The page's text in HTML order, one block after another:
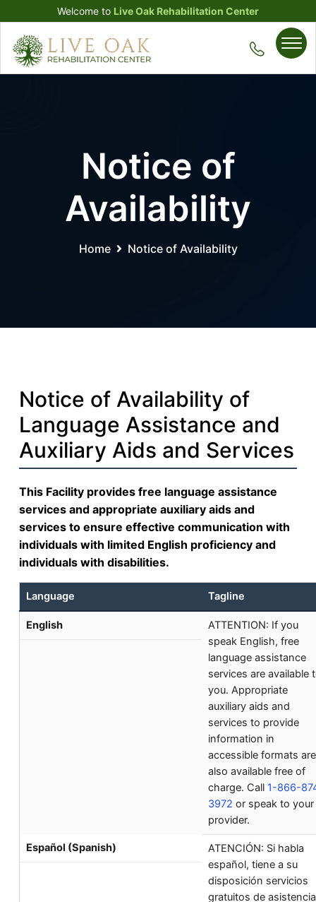
Welcome to Live Oak Rehabilitation Center
Notice of
Availability
Home Notice of Availability
Notice of Availability of
Language Assistance and
Auxiliary Aids and Services
This Facility provides free language assistance
services and appropriate auxiliary aids and
services to ensure effective communication with
individuals with limited English proficiency and
individuals with disabilities.
Language Tagline
English
ATTENTION: If you
speak English, free
language assistance
services are available
you. Appropriate
auxiliary aids and
services to provide
information in
accessible formats are
also available free of
charge. Call 1-866-
3972 or speak to your
provider.
Español (Spanish)
ATENCIÓN: Si habla
español, tiene a su
disposición servicios
gratuitos de asistencia